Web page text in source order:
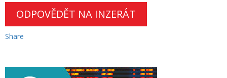
ODPOVĚDĚT NA INZERÁT
Share